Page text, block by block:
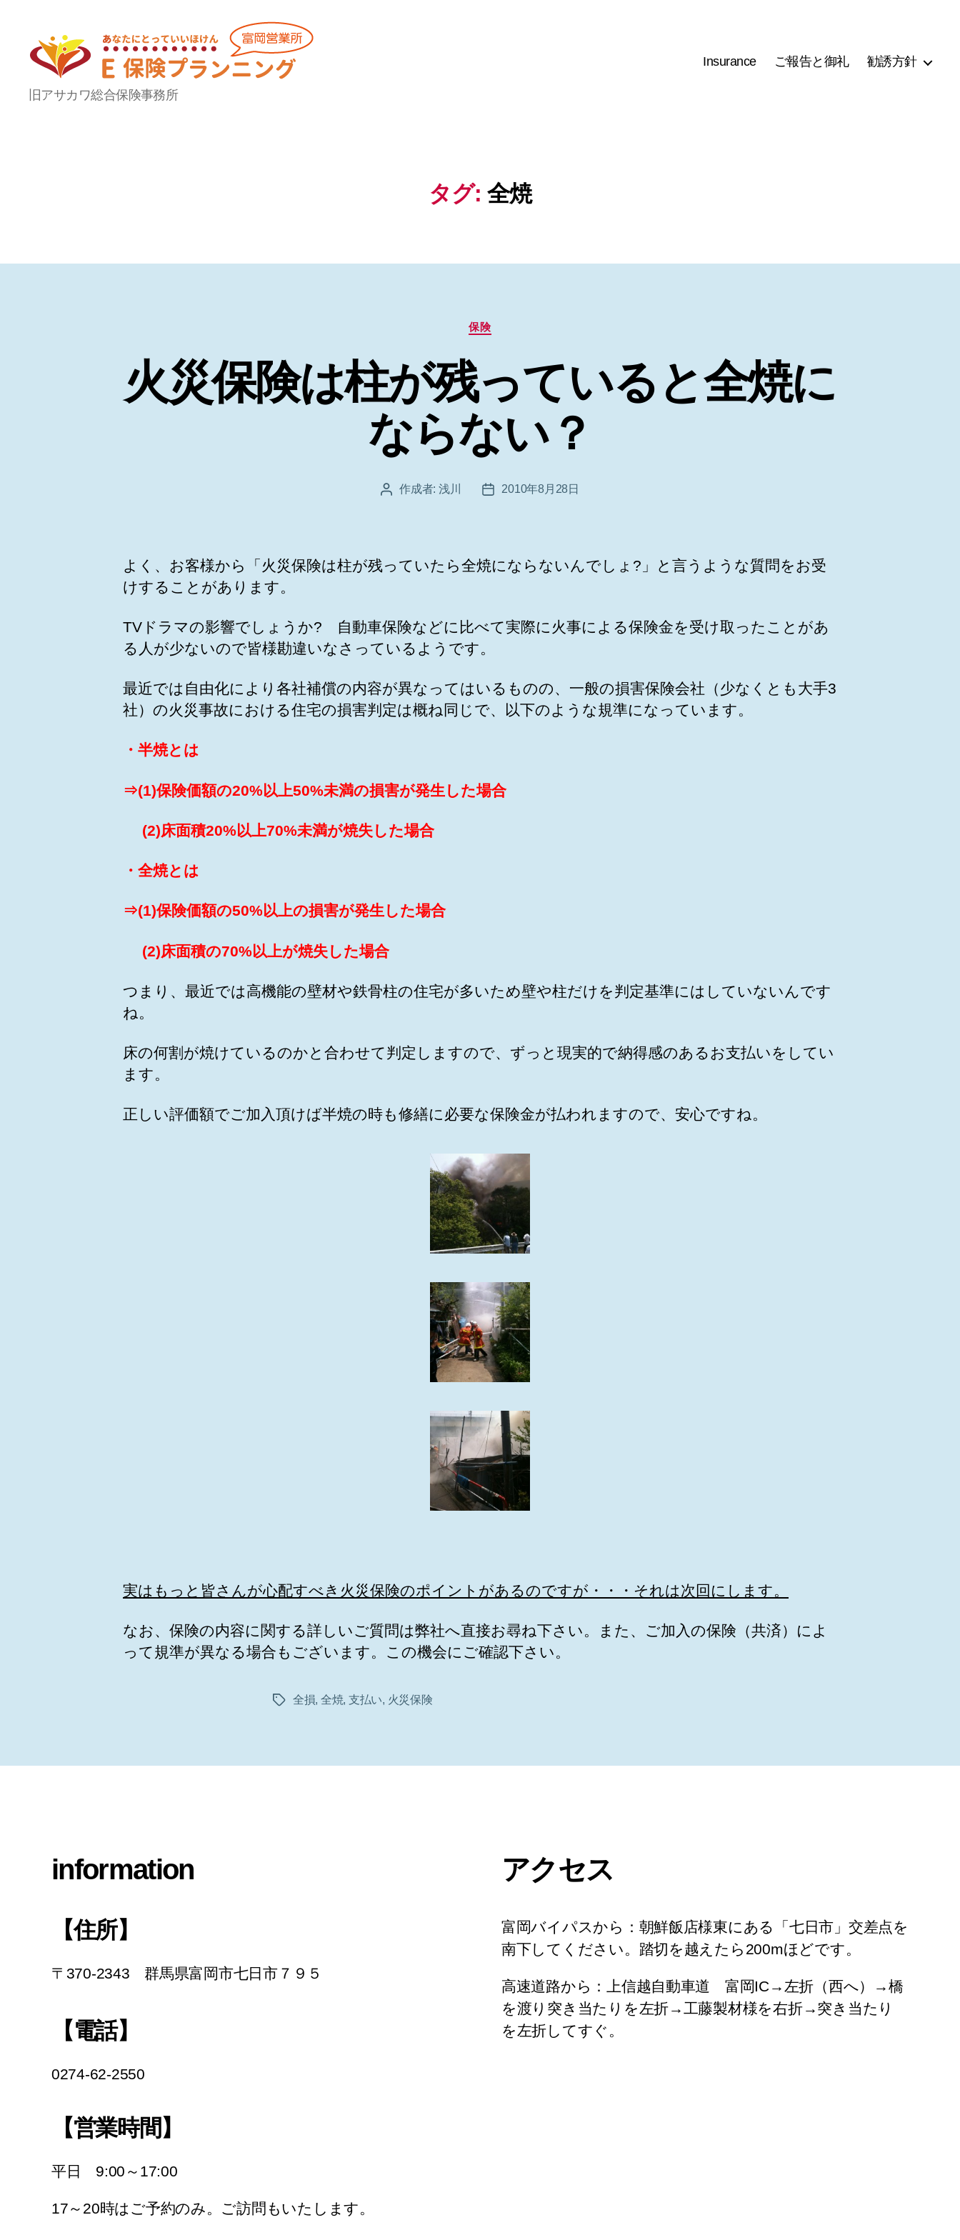
Ｅ
保旧アサカワ総合保険事務所
Insurance ご報告と御礼 勧誘方針
タグ: 全焼
カ
テ
ー
保険
火災保険は柱が残っていると全焼に
ならない？
投
作成者: 浅川
投
2010年8月28日
よく、お客様から「火災保険は柱が残っていたら全焼にならないんでしょ?」と言うような質問をお受
けすることがあります。
TVドラマの影響でしょうか? 自動車保険などに比べて実際に火事による保険金を受け取ったことがあ
る人が少ないので皆様勘違いなさっているようです。
最近では自由化により各社補償の内容が異なってはいるものの、一般の損害保険会社（少なくとも大手3
社）の火災事故における住宅の損害判定は概ね同じで、以下のような規準になっています。
・半焼とは
⇒(1)保険価額の20%以上50%未満の損害が発生した場合
(2)床面積20%以上70%未満が焼失した場合
・全焼とは
⇒(1)保険価額の50%以上の損害が発生した場合
(2)床面積の70%以上が焼失した場合
つまり、最近では高機能の壁材や鉄骨柱の住宅が多いため壁や柱だけを判定基準にはしていないんです
ね。
床の何割が焼けているのかと合わせて判定しますので、ずっと現実的で納得感のあるお支払いをしてい
ます。
正しい評価額でご加入頂けば半焼の時も修繕に必要な保険金が払われますので、安心ですね。
実はもっと皆さんが心配すべき火災保険のポイントがあるのですが・・・それは次回にします。
なお、保険の内容に関する詳しいご質問は弊社へ直接お尋ね下さい。また、ご加入の保険（共済）によ
って規準が異なる場合もございます。この機会にご確認下さい。
タ
全損, 全焼, 支払い, 火災保険
information
【住所】
〒370-2343 群馬県富岡市七日市７９５
【電話】
0274-62-2550
【営業時間】
平日 9:00～17:00
17～20時はご予約のみ。ご訪問もいたします。
アクセス
富岡バイパスから：朝鮮飯店様東にある「七日市」交差点を
南下してください。踏切を越えたら200mほどです。
高速道路から：上信越自動車道 富岡IC→左折（西へ）→橋
を渡り突き当たりを左折→工藤製材様を右折→突き当たり
を左折してすぐ。